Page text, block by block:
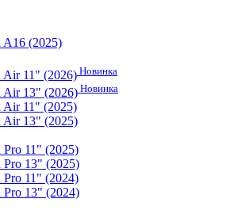
A16 (2025)
Air 11" (2026) Новинка
Air 13" (2026) Новинка
Air 11" (2025)
Air 13" (2025)
Pro 11" (2025)
Pro 13" (2025)
Pro 11" (2024)
Pro 13" (2024)